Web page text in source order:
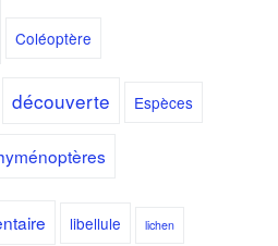
Coléoptère
découverte Espèces
libellule lichen